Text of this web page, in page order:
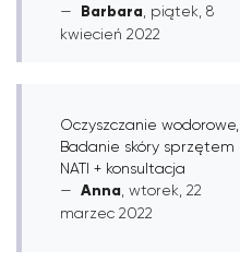
Barbara , piątek, 8
kwiecień 2022
Oczyszczanie wodorowe,
Badanie skóry sprzętem
NATI + konsultacja
Anna , wtorek, 22
marzec 2022